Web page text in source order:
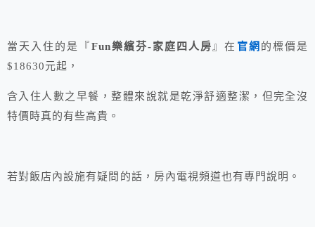
當天入住的是『Fun樂繽芬-家庭四人房』在 官網 的標價是
$18630元起，
含入住人數之早餐，整體來說就是乾淨舒適整潔，但完全沒
特價時真的有些高貴。
若對飯店內設施有疑問的話，房內電視頻道也有專門說明。